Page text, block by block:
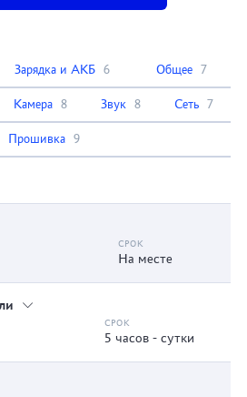
Зарядка и АКБ 6 Общее 7
Камера 8 Звук 8 Сеть 7
Прошивка 9
На месте
5 часов - сутки